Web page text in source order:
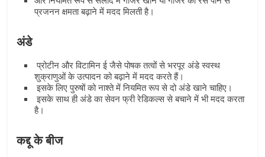
प्रजनन क्षमता बढ़ाने में मदद मिलती है।
अंडे
प्रोटीन और विटामिन ई जैसे पोषक तत्वों से भरपूर अंडे स्वस्थ
शुक्राणुओं के उत्पादन को बढ़ाने में मदद करते हैं।
इसके लिए पुरुषों को नाश्ते में नियमित रूप से दो अंडे खाने चाहिए।
इसके साथ ही अंडे का सेवन फ्री रेडिकल्स से बचाने में भी मदद करता
है।
कद्दू के बीज